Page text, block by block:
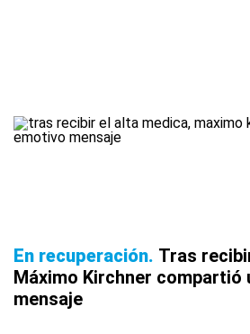
En recuperación Tras
Máximo Kirchner compartió
mensaje